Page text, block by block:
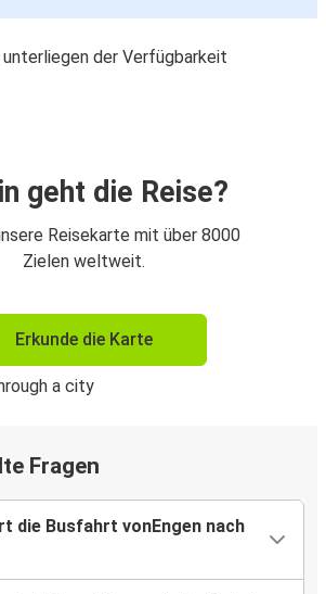
der Verfügbarkeit
geht die Reise?
Reisekarte mit über 8000
Zielen weltweit.
Erkunde die Karte
Fragen
die Busfahrt vonEngen nach